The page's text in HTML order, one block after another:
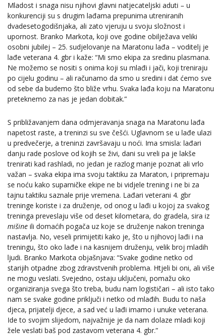
Mladost i snaga nisu njihovi glavni natjecateljski aduti – u
konkurenciji su s drugim lađama prepunima utreniranih
dvadesetogodišnjaka, ali zato vjeruju u svoju složnost i
upornost. Branko Markota, koji ove godine obilježava veliki
osobni jubilej – 25. sudjelovanje na Maratonu lađa – voditelj je
lađe veterana 4. gbr i kaže: “Mi smo ekipa za sredinu plasmana.
Ne možemo se nositi s onima koji su mlađi i jači, koji treniraju
po cijelu godinu – ali računamo da smo u sredini i dat ćemo sve
od sebe da budemo što bliže vrhu. Svaka lađa koju na Maratonu
preteknemo za nas je jedan dobitak.”
S približavanjem dana odmjeravanja snaga na Maratonu lađa
napetost raste, a treninzi su sve češći. Uglavnom se u lađe ulazi
u predvečerje, a treninzi završavaju u noći. Ima smisla: lađari
danju rade poslove od kojih se živi, dani su vreli pa je lakše
trenirati kad rashladi, no jedan je razlog manje poznat ali vrlo
važan – svaka ekipa ima svoju taktiku za Maraton, i pripremaju
se noću kako suparničke ekipe ne bi vidjele trening i ne bi za
tajnu taktiku saznale prije vremena. Lađari veterani 4. gbr
treninge koriste i za druženje, od onog u lađi u kojoj za svakog
treninga preveslaju više od deset kilometara, do gradela, sira iz
mišine ili domaćih pogača uz koje se druženje nakon treninga
nastavlja. No, veseli primijetiti kako je, što u njihovoj lađi i na
treningu, što oko lađe i na kasnijem druženju, velik broj mladih
ljudi. Branko Markota objašnjava: “Svake godine netko od
starijih otpadne zbog zdravstvenih problema. Htjeli bi oni, ali više
ne mogu veslati. Svejedno, ostaju uključeni, pomažu oko
organiziranja svega što treba, budu nam logističari – ali isto tako
nam se svake godine priključi i netko od mlađih. Budu to naša
djeca, prijatelji djece, a sad već u lađi imamo i unuke veterana.
Ide to svojim slijedom, najvažnije je da nam dolaze mladi koji
žele veslati baš pod zastavom veterana 4. gbr.”